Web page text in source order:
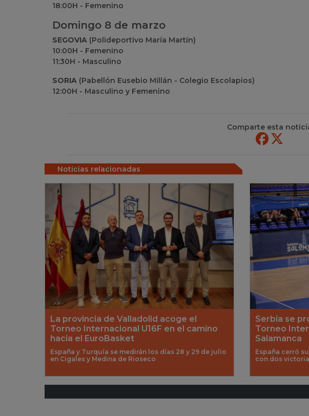
18:00H - Femenino
Domingo 8 de marzo
SEGOVIA (Polideportivo María Martín)
10:00H - Femenino
11:30H - Masculino
SORIA (Pabellón Eusebio Millán - Colegio Escolapios)
12:00H - Masculino y Femenino
Comparte esta
Noticias relacionadas
La provincia de Valladolid acoge el
Torneo Internacional U16F en el camino
hacia el EuroBasket
España y Turquía se medirán los días 28 y 29 de julio
en Cigales y Medina de Rioseco
Serbia se
Torneo
Salamanca
España cerró
con dos